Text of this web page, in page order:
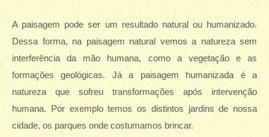
A paisagem pode ser um resultado natural ou humanizado.
Dessa forma, na paisagem natural vemos a natureza sem
interferência da mão humana, como a vegetação e as
formações geológicas. Já a paisagem humanizada é a
natureza que sofreu transformações após intervenção
humana. Por exemplo temos os distintos jardins de nossa
cidade, os parques onde costumamos brincar.